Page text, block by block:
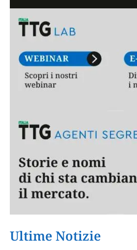
Ultime Notizie